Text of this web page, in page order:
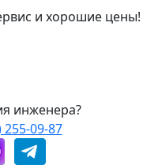
и хорошие цены!
инженера?
255-09-87